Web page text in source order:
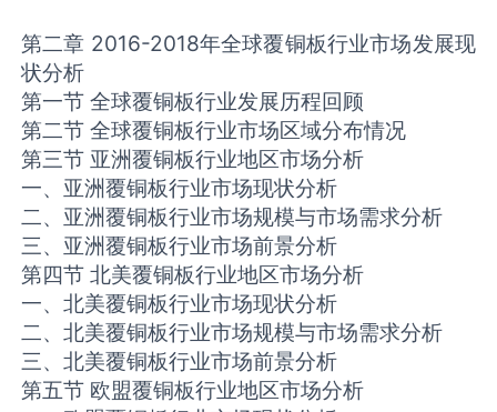
第二章 2016-2018年全球覆铜板行业市场发展现
状分析
第一节 全球覆铜板行业发展历程回顾
第二节 全球覆铜板行业市场区域分布情况
第三节 亚洲覆铜板行业地区市场分析
一、亚洲覆铜板行业市场现状分析
二、亚洲覆铜板行业市场规模与市场需求分析
三、亚洲覆铜板行业市场前景分析
第四节 北美覆铜板行业地区市场分析
一、北美覆铜板行业市场现状分析
二、北美覆铜板行业市场规模与市场需求分析
三、北美覆铜板行业市场前景分析
第五节 欧盟覆铜板行业地区市场分析